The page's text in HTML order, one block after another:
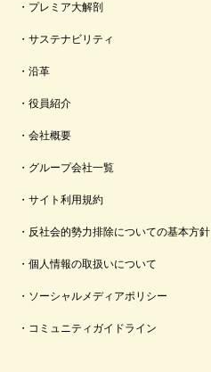
プレミア大解剖
サステナビリティ
沿革
役員紹介
会社概要
グループ会社一覧
サイト利用規約
反社会的勢力排除についての基本方針
個人情報の取扱いについて
ソーシャルメディアポリシー
コミュニティガイドライン